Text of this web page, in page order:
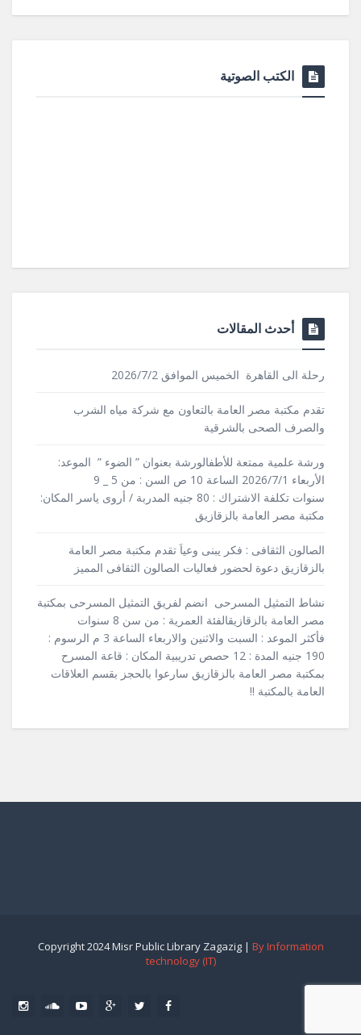
الكتب الصوتية
أحدث المقالات
رحلة الى القاهرة الخميس الموافق 2026/7/2
تقدم مكتبة مصر العامة بالتعاون مع شركة مياه الشرب
والصرف الصحى بالشرقية
ورشة علمية ممتعة للأطفالورشة بعنوان ” الضوء ” الموعد:
الأربعاء 2026/7/1 الساعة 10 ص السن : من 5 _ 9
سنوات تكلفة الاشتراك : 80 جنيه المدربة / أروى ياسر المكان:
مكتبة مصر العامة بالزقازيق
الصالون الثقافى : فكر يبنى وعياَ تقدم مكتبة مصر العامة
بالزقازيق دعوة لحضور فعاليات الصالون الثقافى المميز
نشاط التمثيل المسرحى انضم لفريق التمثيل المسرحى بمكتبة
مصر العامة بالزقازيقالفئة العمرية : من سن 8 سنوات
فأكثر الموعد : السبت والاثنين والاربعاء الساعة 3 م الرسوم :
190 جنيه المدة : 12 حصص تدريبية المكان : قاعة المسرح
بمكتبة مصر العامة بالزقازيق سارعوا بالحجز بقسم العلاقات
العامة بالمكتبة !!
Copyright 2024 Misr Public Library Zagazig | By Information
technology (IT)